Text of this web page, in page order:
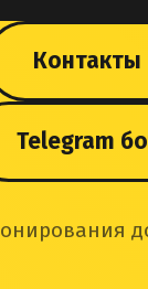
Контакты
Telegram